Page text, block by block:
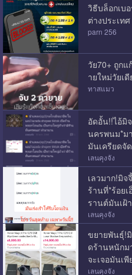
วิธีบล็อกเบ
ต่างประเท
parn 256
วัย70+ ถูกแ
ายใหม่วัยเ
ทาสแมว
อัดอั้น!!ไอ้มิ
นครพนม*ม
มันเครียดจั
เลนคุงจัง
เลวมาก!มิจ
ร้านที่*ร้อย
รานต์มันเฝ้
เลนคุงจัง
ขยายพันธุ์!
ดร้านหนักม
จะเจอมันเ
เลนคุงจัง